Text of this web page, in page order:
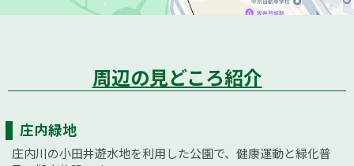
周辺の見どころ紹介
庄内緑地
庄内川の小田井遊水地を利用した公園で、健康運動と緑化普